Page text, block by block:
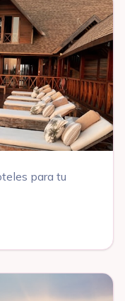
para tu